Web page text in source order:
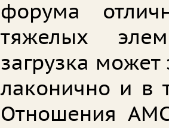
форума
тяжелых
загрузка может
лаконично и в
Отношения